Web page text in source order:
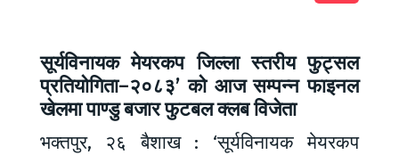
सूर्यविनायक मेयरकप जिल्ला स्तरीय फुट्सल
प्रतियोगिता–२०८३’ को आज सम्पन्न फाइनल
खेलमा पाण्डु बजार फुटबल क्लब विजेता
भक्तपुर, २६ बैशाख : ‘सूर्यविनायक मेयरकप